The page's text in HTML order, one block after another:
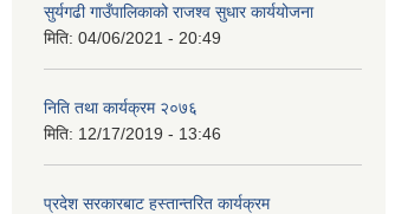
सुर्यगढी गाउँपालिकाको राजश्व सुधार कार्ययोजना
मिति: 04/06/2021 - 20:49
निति तथा कार्यक्रम २०७६
मिति: 12/17/2019 - 13:46
प्रदेश सरकारबाट हस्तान्तरित कार्यक्रम